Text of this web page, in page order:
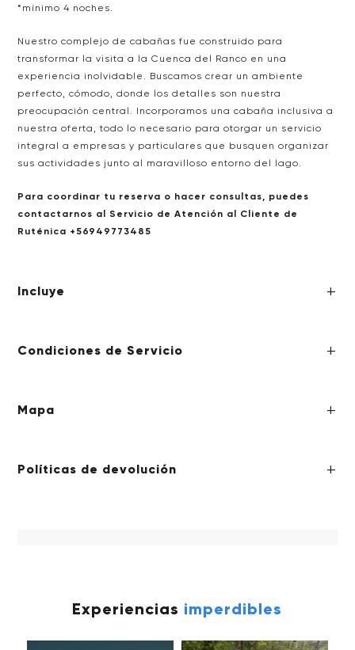
*mínimo 4 noches.
Nuestro complejo de cabañas fue construido para
transformar la visita a la Cuenca del Ranco en una
experiencia inolvidable. Buscamos crear un ambiente
perfecto, cómodo, donde los detalles son nuestra
preocupación central. Incorporamos una cabaña inclusiva a
nuestra oferta, todo lo necesario para otorgar un servicio
integral a empresas y particulares que busquen organizar
sus actividades junto al maravilloso entorno del lago.
Para coordinar tu reserva o hacer consultas, puedes
contactarnos al Servicio de Atención al Cliente de
Ruténica +56949773485
Incluye
Condiciones de Servicio
Mapa
Políticas de devolución
Experiencias imperdibles